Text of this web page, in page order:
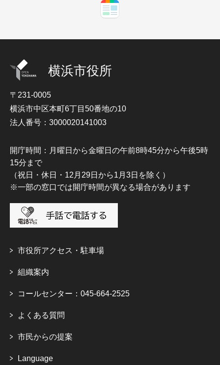
横浜市役所
〒231-0005
横浜市中区本町6丁目50番地の10
法人番号：3000020141003
開庁時間：月曜日から金曜日の午前8時45分から午後5時
15分まで
（祝日・休日・12月29日から1月3日を除く）
※一部の窓口では開庁時間が異なる場合があります
市役所アクセス・駐車場
組織案内
コールセンター：045-664-2525
よくある質問
市民からの提案
Language